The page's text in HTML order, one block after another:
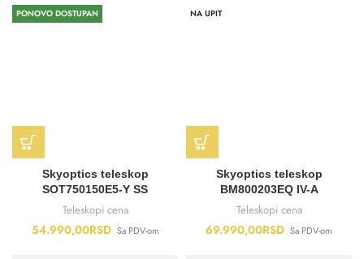
PONOVO DOSTUPAN
Skyoptics teleskop
SOT750150E5-Y SS
Teleskopi cena
54.990,00RSD Sa PDV-om
NA UPIT
Skyoptics teleskop
BM800203EQ IV-A
Teleskopi cena
69.990,00RSD Sa PDV-om